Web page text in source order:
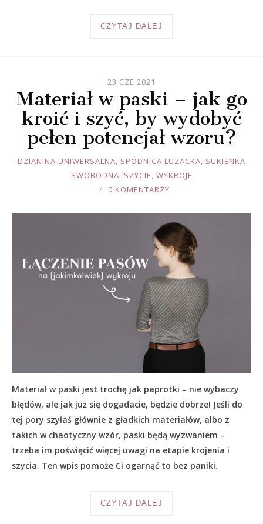
CZYTAJ DALEJ
23 CZE 2021
Materiał w paski – jak go
kroić i szyć, by wydobyć
pełen potencjał wzoru?
JOULE
DZIANINA UNIWERSALNA, SPÓDNICA LUZACKA, SUKIENKA
SWOBODNA, SZYCIE, WYKROJE
0 KOMENTARZY
Materiał w paski jest trochę jak paprotki – nie wybaczy
błędów, ale jak już się dogadacie, będzie dobrze! Jeśli do
tej pory szyłaś głównie z gładkich materiałów, albo z
takich w chaotyczny wzór, paski będą wyzwaniem –
trzeba im poświęcić więcej uwagi na etapie krojenia i
szycia. Ten wpis pomoże Ci ogarnąć to bez paniki.
CZYTAJ DALEJ